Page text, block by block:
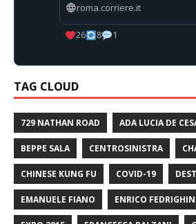
roma.corriere.it
26 8 1
TAG CLOUD
729 NATHAN ROAD ADA LUCIA DE
BEPPE SALA CENTROSINISTRA
CHINESE KUNG FU COVID-19
EMANUELE FIANO ENRICO